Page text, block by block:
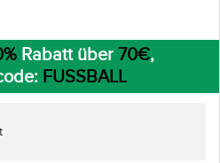
Rabatt über 70€,
FUSSBALL